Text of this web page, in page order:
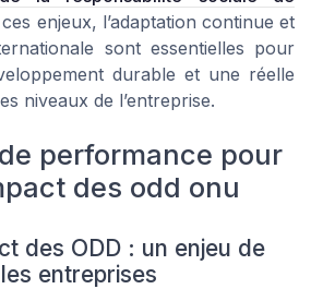
enjeux, l’adaptation continue et
sont essentielles pour
durable et une réelle
niveaux de l’entreprise.
performance pour
des odd onu
des ODD : un enjeu de
entreprises